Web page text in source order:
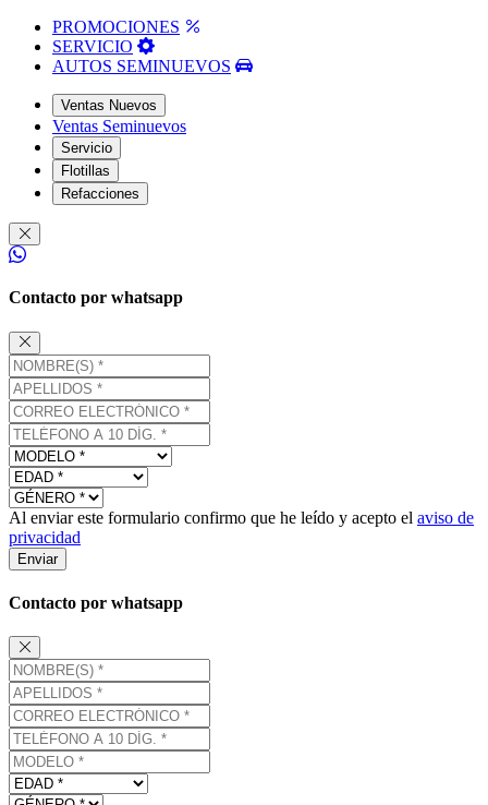
PROMOCIONES
SERVICIO
AUTOS SEMINUEVOS
Ventas Nuevos
Ventas Seminuevos
Servicio
Flotillas
Refacciones
Contacto por whatsapp
Al enviar este formulario confirmo que he leído y acepto el aviso de
privacidad
Enviar
Contacto por whatsapp